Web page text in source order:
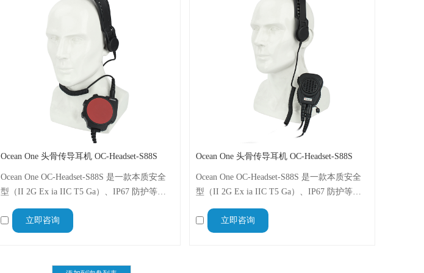
Ocean One 头骨传导耳机 OC-Headset-S88S
Ocean One OC-Headset-S88S 是一款本质安全
型（II 2G Ex ia IIC T5 Ga）、IP67 防护等级
境中进行清晰的免提通信而设计，与马兰士
HX400IS 无线电对讲机兼容。
立即咨询
Ocean One 头骨传导耳机 OC-Headset-S88S
Ocean One OC-Headset-S88S 是一款本质安全
型（II 2G Ex ia IIC T5 Ga）、IP67 防护等级
境中进行清晰的免提通信而设计，与马兰士
HX400IS 无线电对讲机兼容。
立即咨询